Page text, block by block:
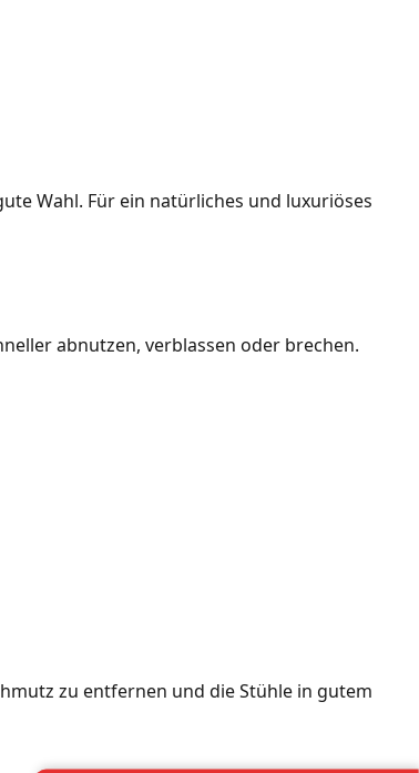
Wahl. Für ein natürliches und luxuriöses
abnutzen, verblassen oder brechen.
zu entfernen und die Stühle in gutem